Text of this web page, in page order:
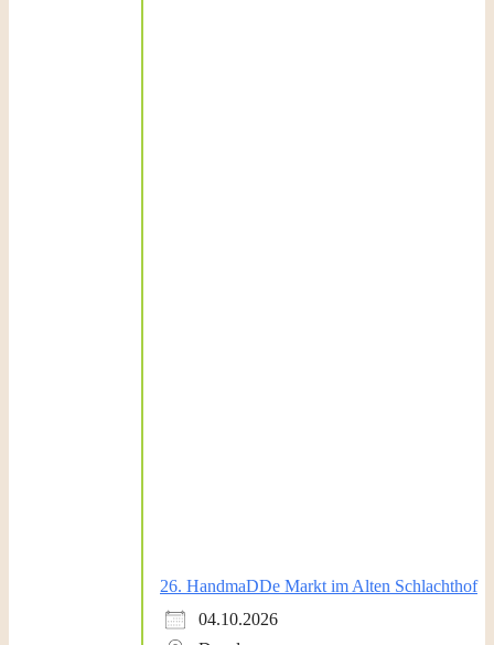
26. HandmaDDe Markt im Alten Schlachthof
04.10.2026